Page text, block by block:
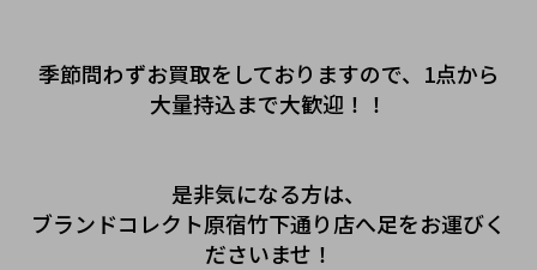
季節問わずお買取をしておりますので、1点から
大量持込まで大歓迎！！
是非気になる方は、
ブランドコレクト原宿竹下通り店へ足をお運びく
ださいませ！